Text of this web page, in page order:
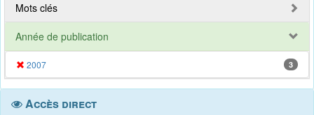
Mots clés
Année de publication
2007 3
Accès direct